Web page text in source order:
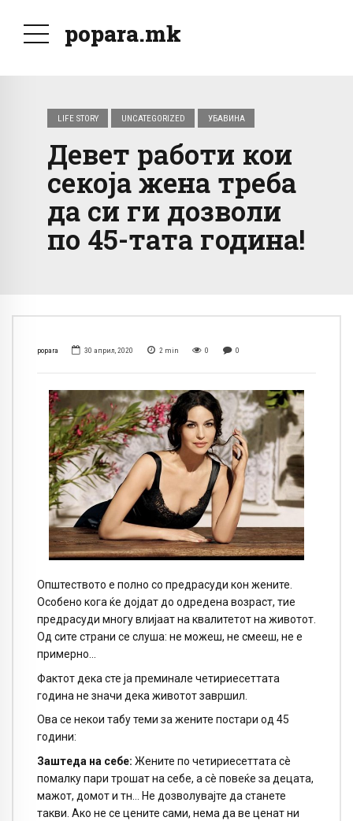
popara.mk
LIFE STORY UNCATEGORIZED УБАВИНА
Девет работи кои
секоја жена треба
да си ги дозволи
по 45-тата година!
popara 30 април, 2020 2 min 0 0
Општеството е полно со предрасуди кон жените.
Особено кога ќе дојдат до одредена возраст, тие
предрасуди многу влијаат на квалитетот на животот.
Од сите страни се слуша: не можеш, не смееш, не е
примерно…
Фактот дека сте ја преминале четириесеттата
година не значи дека животот завршил.
Ова се некои табу теми за жените постари од 45
години:
Заштеда на себе: Жените по четириесеттата сè
помалку пари трошат на себе, а сè повеќе за децата,
мажот, домот и тн… Не дозволувајте да станете
такви. Ако не се цените сами, нема да ве ценат ни